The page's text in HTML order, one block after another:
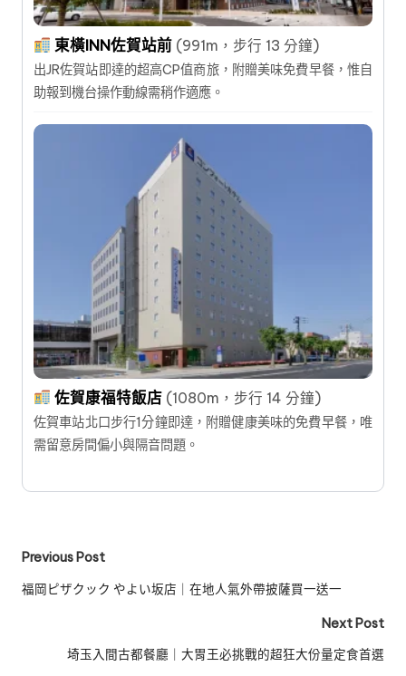
東橫INN佐賀站前 (991m，步行 13 分鐘)
出JR佐賀站即達的超高CP值商旅，附贈美味免費早餐，惟自
助報到機台操作動線需稍作適應。
佐賀康福特飯店 (1080m，步行 14 分鐘)
佐賀車站北口步行1分鐘即達，附贈健康美味的免費早餐，唯
需留意房間偏小與隔音問題。
Post
navigation
Previous Post
福岡ピザクック やよい坂店｜在地人氣外帶披薩買一送一
Next Post
埼玉入間古都餐廳｜大胃王必挑戰的超狂大份量定食首選